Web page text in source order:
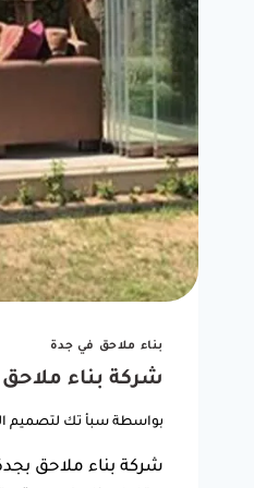
بناء ملاحق في جدة
شركة بناء ملاحق بجدة جوال:0550025546
بواسطة سبأ تك لتصميم
شركة بناء ملاحق
"شغل مظلة سيارتي
يتعامل
حي